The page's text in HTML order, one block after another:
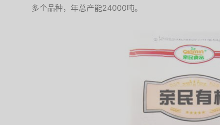
多个品种，年总产能24000吨。